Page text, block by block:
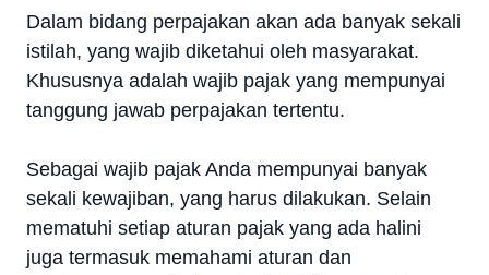
Dalam bidang perpajakan akan ada banyak sekali
istilah, yang wajib diketahui oleh masyarakat.
Khususnya adalah wajib pajak yang mempunyai
tanggung jawab perpajakan tertentu.
Sebagai wajib pajak Anda mempunyai banyak
sekali kewajiban, yang harus dilakukan. Selain
mematuhi setiap aturan pajak yang ada halini
juga termasuk memahami aturan dan